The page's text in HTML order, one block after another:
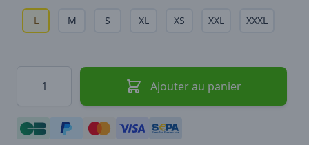
L M S XL XS XXL XXXL
Ajouter au panier